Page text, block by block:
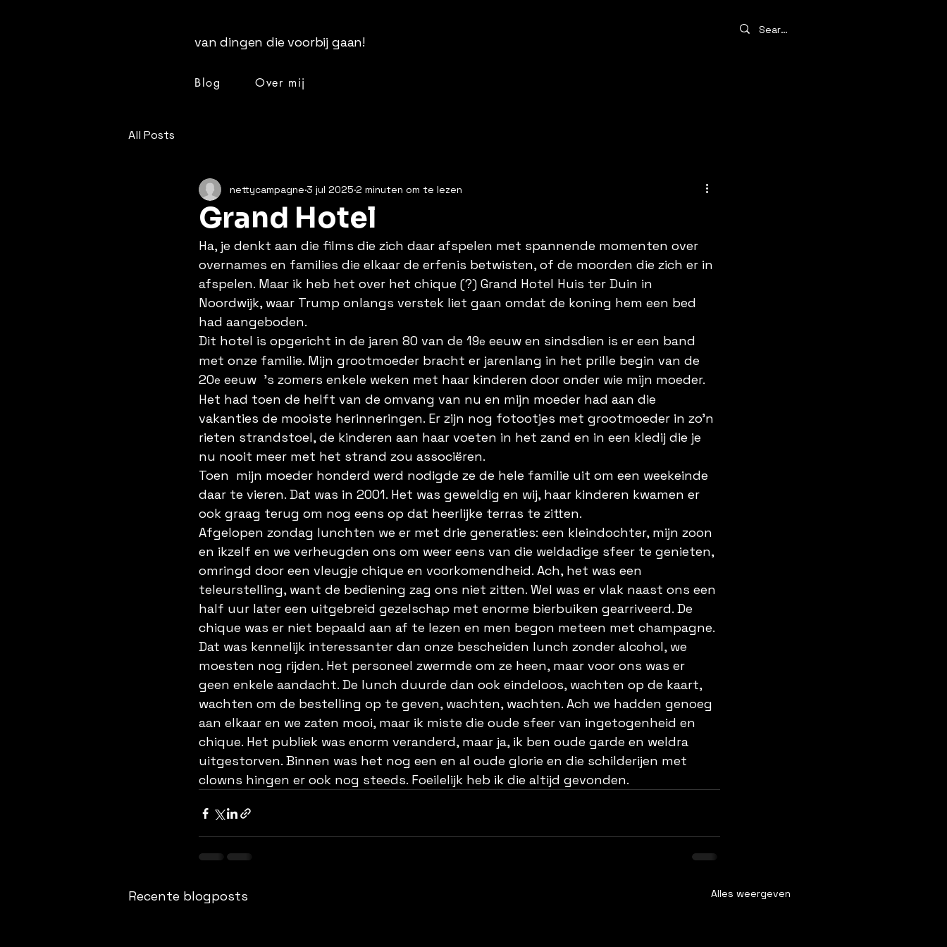
van dingen die voorbij gaan!
[ + ]
Blog Over mij
All Posts
Grand Hotel
nettycampagne 3 jul 2025 2 minuten om te lezen
Ha, je denkt aan die films die zich daar afspelen met spannende momenten over
overnames en families die elkaar de erfenis betwisten, of de moorden die zich er in
afspelen. Maar ik heb het over het chique (?) Grand Hotel Huis ter Duin in
Noordwijk, waar Trump onlangs verstek liet gaan omdat de koning hem een bed
had aangeboden.
Dit hotel is opgericht in de jaren 80 van de 19e eeuw en sindsdien is er een band
met onze familie. Mijn grootmoeder bracht er jarenlang in het prille begin van de
20e eeuw  ’s zomers enkele weken met haar kinderen door onder wie mijn moeder.
Het had toen de helft van de omvang van nu en mijn moeder had aan die
vakanties de mooiste herinneringen. Er zijn nog fotootjes met grootmoeder in zo’n
rieten strandstoel, de kinderen aan haar voeten in het zand en in een kledij die je
nu nooit meer met het strand zou associëren.
Toen  mijn moeder honderd werd nodigde ze de hele familie uit om een weekeinde
daar te vieren. Dat was in 2001. Het was geweldig en wij, haar kinderen kwamen er
ook graag terug om nog eens op dat heerlijke terras te zitten.
Afgelopen zondag lunchten we er met drie generaties: een kleindochter, mijn zoon
en ikzelf en we verheugden ons om weer eens van die weldadige sfeer te genieten,
omringd door een vleugje chique en voorkomendheid. Ach, het was een
teleurstelling, want de bediening zag ons niet zitten. Wel was er vlak naast ons een
half uur later een uitgebreid gezelschap met enorme bierbuiken gearriveerd. De
chique was er niet bepaald aan af te lezen en men begon meteen met champagne.
Dat was kennelijk interessanter dan onze bescheiden lunch zonder alcohol, we
moesten nog rijden. Het personeel zwermde om ze heen, maar voor ons was er
geen enkele aandacht. De lunch duurde dan ook eindeloos, wachten op de kaart,
wachten om de bestelling op te geven, wachten, wachten. Ach we hadden genoeg
aan elkaar en we zaten mooi, maar ik miste die oude sfeer van ingetogenheid en
chique. Het publiek was enorm veranderd, maar ja, ik ben oude garde en weldra
uitgestorven. Binnen was het nog een en al oude glorie en die schilderijen met
clowns hingen er ook nog steeds. Foeilelijk heb ik die altijd gevonden.
Recente blogposts Alles weergeven